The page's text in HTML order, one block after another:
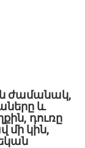
ժամանակ,
և
դուռը
մի կին,